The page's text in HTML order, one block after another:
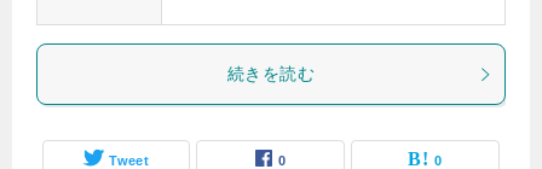
続きを読む
Tweet 0 0